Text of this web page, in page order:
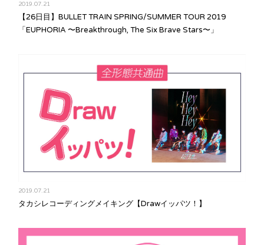
2019.07.21
【26日目】BULLET TRAIN SPRING/SUMMER TOUR 2019
「EUPHORIA 〜Breakthrough, The Six Brave Stars〜」
2019.07.21
タカシレコーディングメイキング【Drawイッパツ！】